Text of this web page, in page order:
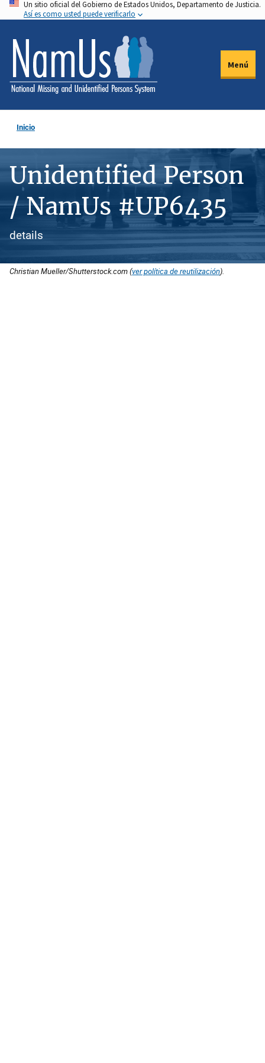
Pasar
al
contenido
principal
Un sitio oficial del Gobierno de Estados Unidos, Departamento de Justicia.
Así es como usted puede verificarlo
Menú
Inicio
Unidentified Person
/ NamUs #UP6435
details
Christian Mueller/Shutterstock.com (ver política de reutilización).